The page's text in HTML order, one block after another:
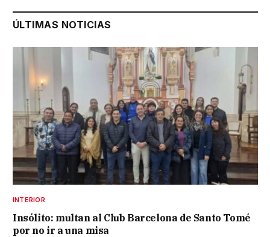
ÚLTIMAS NOTICIAS
INTERIOR
Insólito: multan al Club Barcelona de Santo Tomé
por no ir a una misa